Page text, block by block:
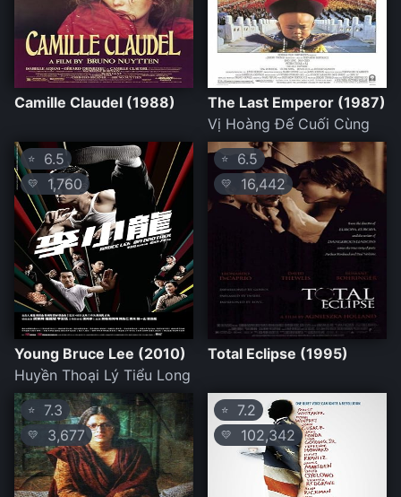
Camille Claudel (1988)
The Last Emperor (1987)
Vị Hoàng Đế Cuối Cùng
⭐ 6.5
💛 1,760
Young Bruce Lee (2010)
Huyền Thoại Lý Tiểu Long
⭐ 6.5
💛 16,442
Total Eclipse (1995)
⭐ 7.3
💛 3,677
⭐ 7.2
💛 102,342